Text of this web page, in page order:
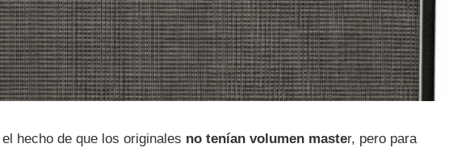
hecho de que los originales no tenían volumen master, pero para